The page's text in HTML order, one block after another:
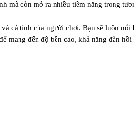
mà còn mở ra nhiều tiềm năng trong
cá tính của người chơi. Bạn sẽ luôn nổi
mang đến độ bền cao, khả năng đàn